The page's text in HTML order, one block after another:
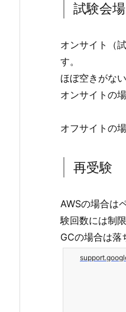
試験会
オンサイト（
す。
ほぼ空きがな
オンサイトの
オフサイトの
再受験
AWSの場合は
験回数には制
GCの場合は落